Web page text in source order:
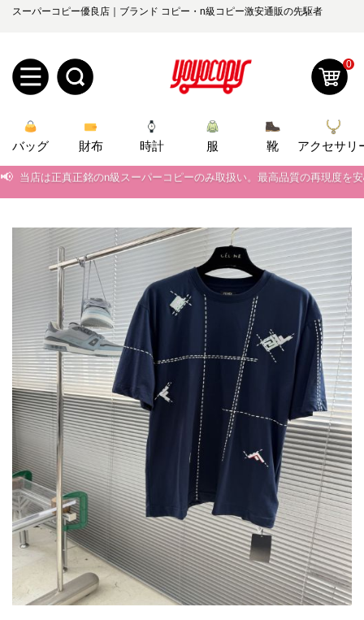
スーパーコピー優良店｜ブランド コピー・n級コピー激安通販の先駆者
規
ユ
登
録
ロ
グ
ダ
ー
管
理
知
ら
せ
yoyocopys@gmail.com
2026人気特集
バッグ
財布
時計
服
ズボン
衣装セット
靴
住まい用品
アクセサリー
ベルト
スカーフ
アイフォーンケ
ース
小物
最
新
製
0
バッグ 財布 時計 服 靴
アクセサリ
当店は正真正銘のn級スーパーコピーのみ取扱い。最高品質の再現度を
2026春の新作続々更新中！期間中のご注文でお得な割引をご利用いただ
新作入荷！ルイ・ヴィトンスーパーコピー バッグ最新モデルが登場。